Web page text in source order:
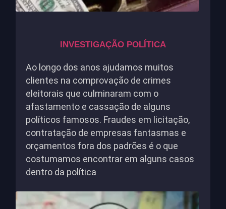
INVESTIGAÇÃO POLÍTICA
Ao longo dos anos ajudamos muitos
clientes na comprovação de crimes
eleitorais que culminaram com o
afastamento e cassação de alguns
políticos famosos. Fraudes em licitação,
contratação de empresas fantasmas e
orçamentos fora dos padrões é o que
costumamos encontrar em alguns casos
dentro da política